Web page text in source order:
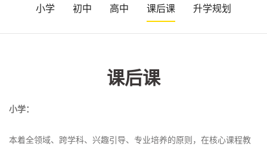
小学 初中 高中 课后课 升学规划
课后课
小学：
本着全领域、跨学科、兴趣引导、专业培养的原则，在核心课程教